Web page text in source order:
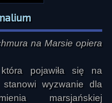
na Marsie opiera
pojawiła się na
wyzwanie dla
marsjańskiej